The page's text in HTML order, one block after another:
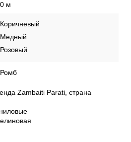
м
Коричневый
Медный
Розовый
Ромб
Zambaiti Parati, страна